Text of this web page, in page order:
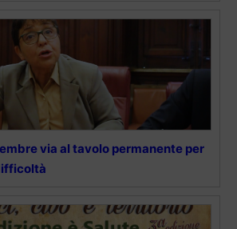
via al tavolo permanente per